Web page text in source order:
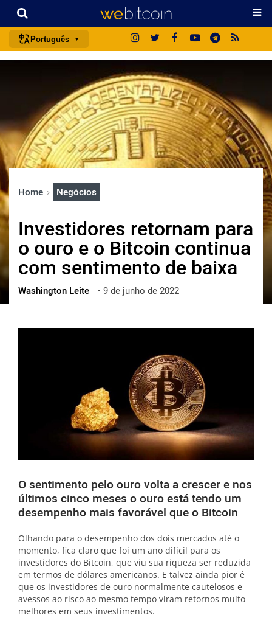
Português
español
français
italiano
deutsch
中文
한국어
العربية
ქართული
vietnamese
Home Negócios
Investidores retornam para
o ouro e o Bitcoin continua
com sentimento de baixa
Washington Leite • 9 de junho de 2022
O sentimento pelo ouro volta a crescer e nos
últimos cinco meses o ouro está tendo um
desempenho mais favorável que o Bitcoin
Olhando para o desempenho dos dois mercados até o
momento, fica claro que foi um ano difícil para os
investidores do Bitcoin, que viu sua riqueza ser reduzida
em termos de dólares americanos. E talvez ainda pior é
que os investidores de ouro normalmente cautelosos e
avessos ao risco ao mesmo tempo viram retornos muito
melhores em seus investimentos.